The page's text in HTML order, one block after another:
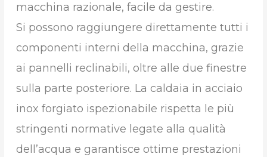
macchina razionale, facile da gestire.
Si possono raggiungere direttamente tutti i
componenti interni della macchina, grazie
ai pannelli reclinabili, oltre alle due finestre
sulla parte posteriore. La caldaia in acciaio
inox forgiato ispezionabile rispetta le più
stringenti normative legate alla qualità
dell’acqua e garantisce ottime prestazioni